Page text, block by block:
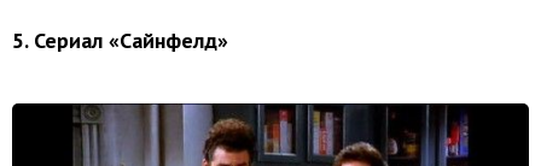
5. Се­ри­ал «Сайн­фелд»